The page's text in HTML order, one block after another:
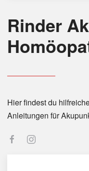
Rinder
Hier findest du
Anleitungen für